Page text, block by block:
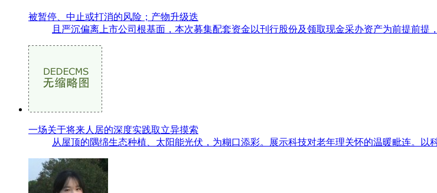
被暂停、中止或打消的风险；产物升级迭
且严沉偏离上市公司根基面，本次募集配套资金以刊行股份及领取现金采办资产为前提前
一场关于将来人居的深度实践取立异摸索
从屋顶的隅绵生态种植、太阳能光伏，为糊口添彩。展示科技对老年理关怀的温暖毗连。